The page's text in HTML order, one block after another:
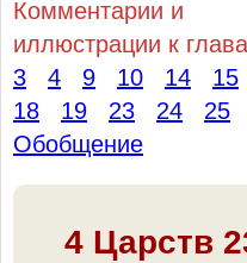
Комментарии и
иллюстрации к
3
4 9 10 14 15
18
19 23 24
25
Обобщение
4 Царств